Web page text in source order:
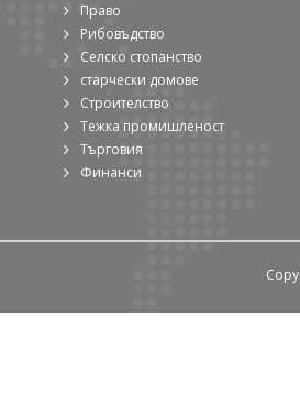
Право
Рибовъдство
Селско стопанство
старчески домове
Строителство
Тежка промишленост
Търговия
Финанси